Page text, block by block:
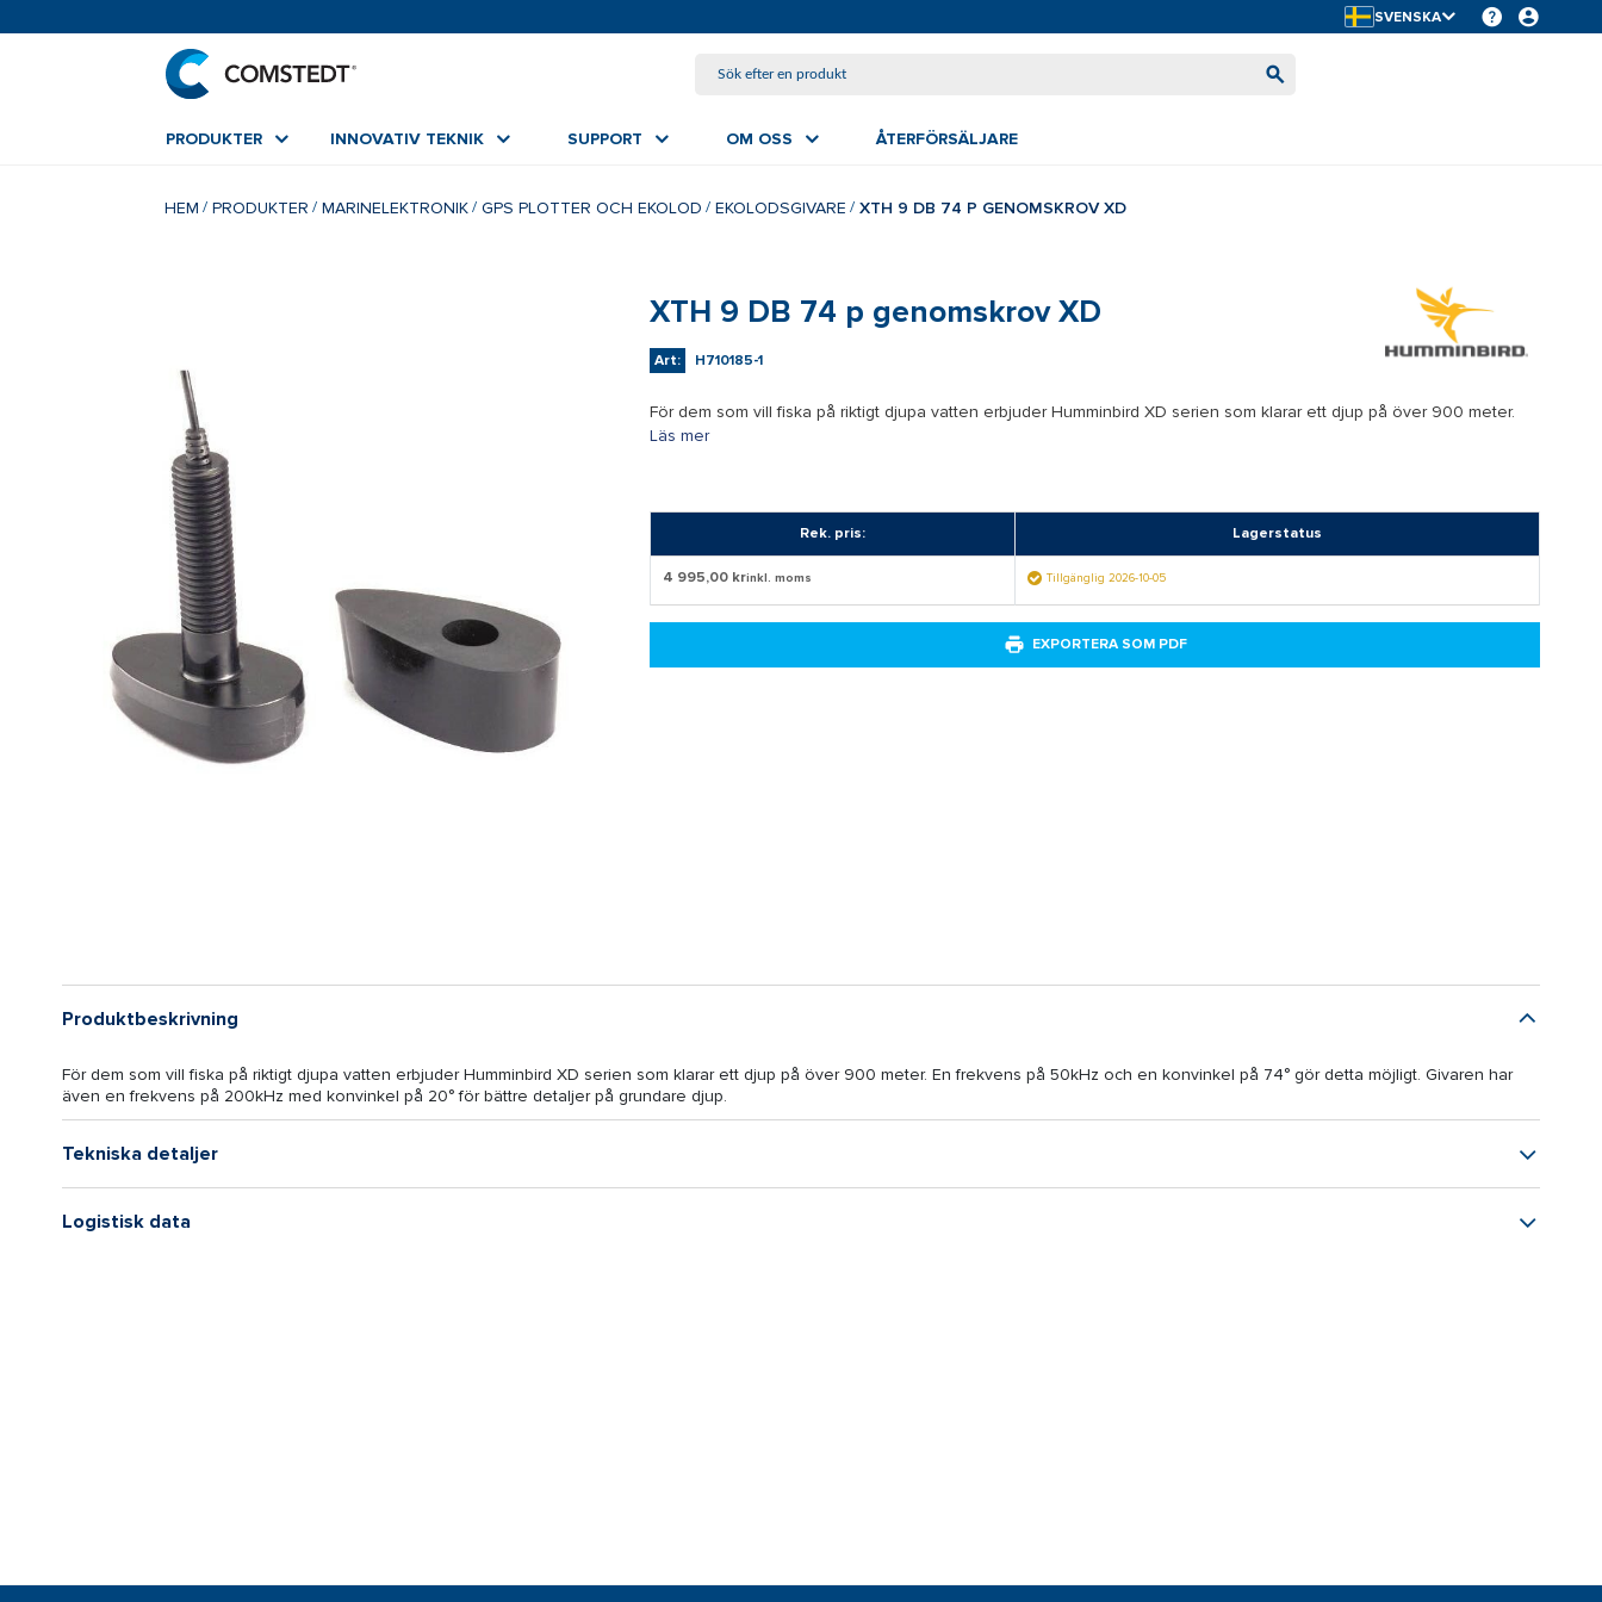
SVENSKA
PRODUKTER INNOVATIV TEKNIK SUPPORT OM OSS ÅTERFÖRSÄLJARE
HEM PRODUKTER MARINELEKTRONIK GPS PLOTTER OCH EKOLOD EKOLODSGIVARE XTH 9 DB 74 P GENOMSKROV XD
XTH 9 DB 74 p genomskrov XD
Art: H710185-1
För dem som vill fiska på riktigt djupa vatten erbjuder Humminbird XD serien som klarar ett djup på över 900 meter.
Läs mer
Rek. pris: Lagerstatus
4 995,00 krinkl. moms Tillgänglig 2026-10-05
EXPORTERA SOM PDF
Produktbeskrivning
För dem som vill fiska på riktigt djupa vatten erbjuder Humminbird XD serien som klarar ett djup på över 900 meter. En frekvens på 50kHz och en konvinkel på 74° gör detta möjligt. Givaren har
även en frekvens på 200kHz med konvinkel på 20° för bättre detaljer på grundare djup.
Tekniska detaljer
Logistisk data